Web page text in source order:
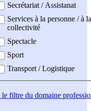
Secrétariat / Assistanat
Services à la personne / à la
collectivité
Spectacle
Sport
Transport / Logistique
le filtre du domaine